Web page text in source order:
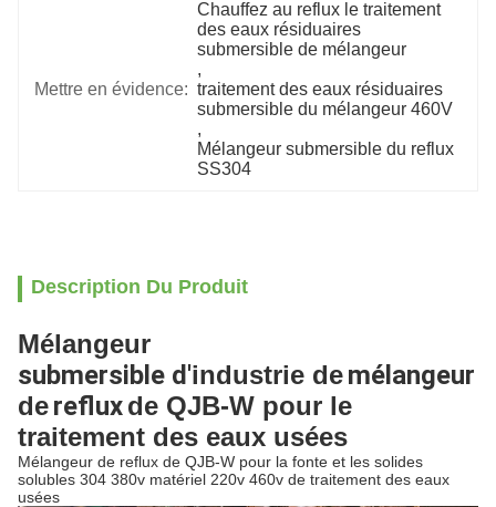
Mettre en évidence:
Chauffez au reflux le traitement
des eaux résiduaires
submersible de mélangeur
,
traitement des eaux résiduaires
submersible du mélangeur 460V
,
Mélangeur submersible du reflux
SS304
Description Du Produit
Mélangeur
submersible d'industrie demélangeur
derefluxde QJB-W pour le
traitement des eaux usées
Mélangeur de reflux de QJB-W pour la fonte et les solides
solubles 304 380v matériel 220v 460v de traitement des eaux
usées